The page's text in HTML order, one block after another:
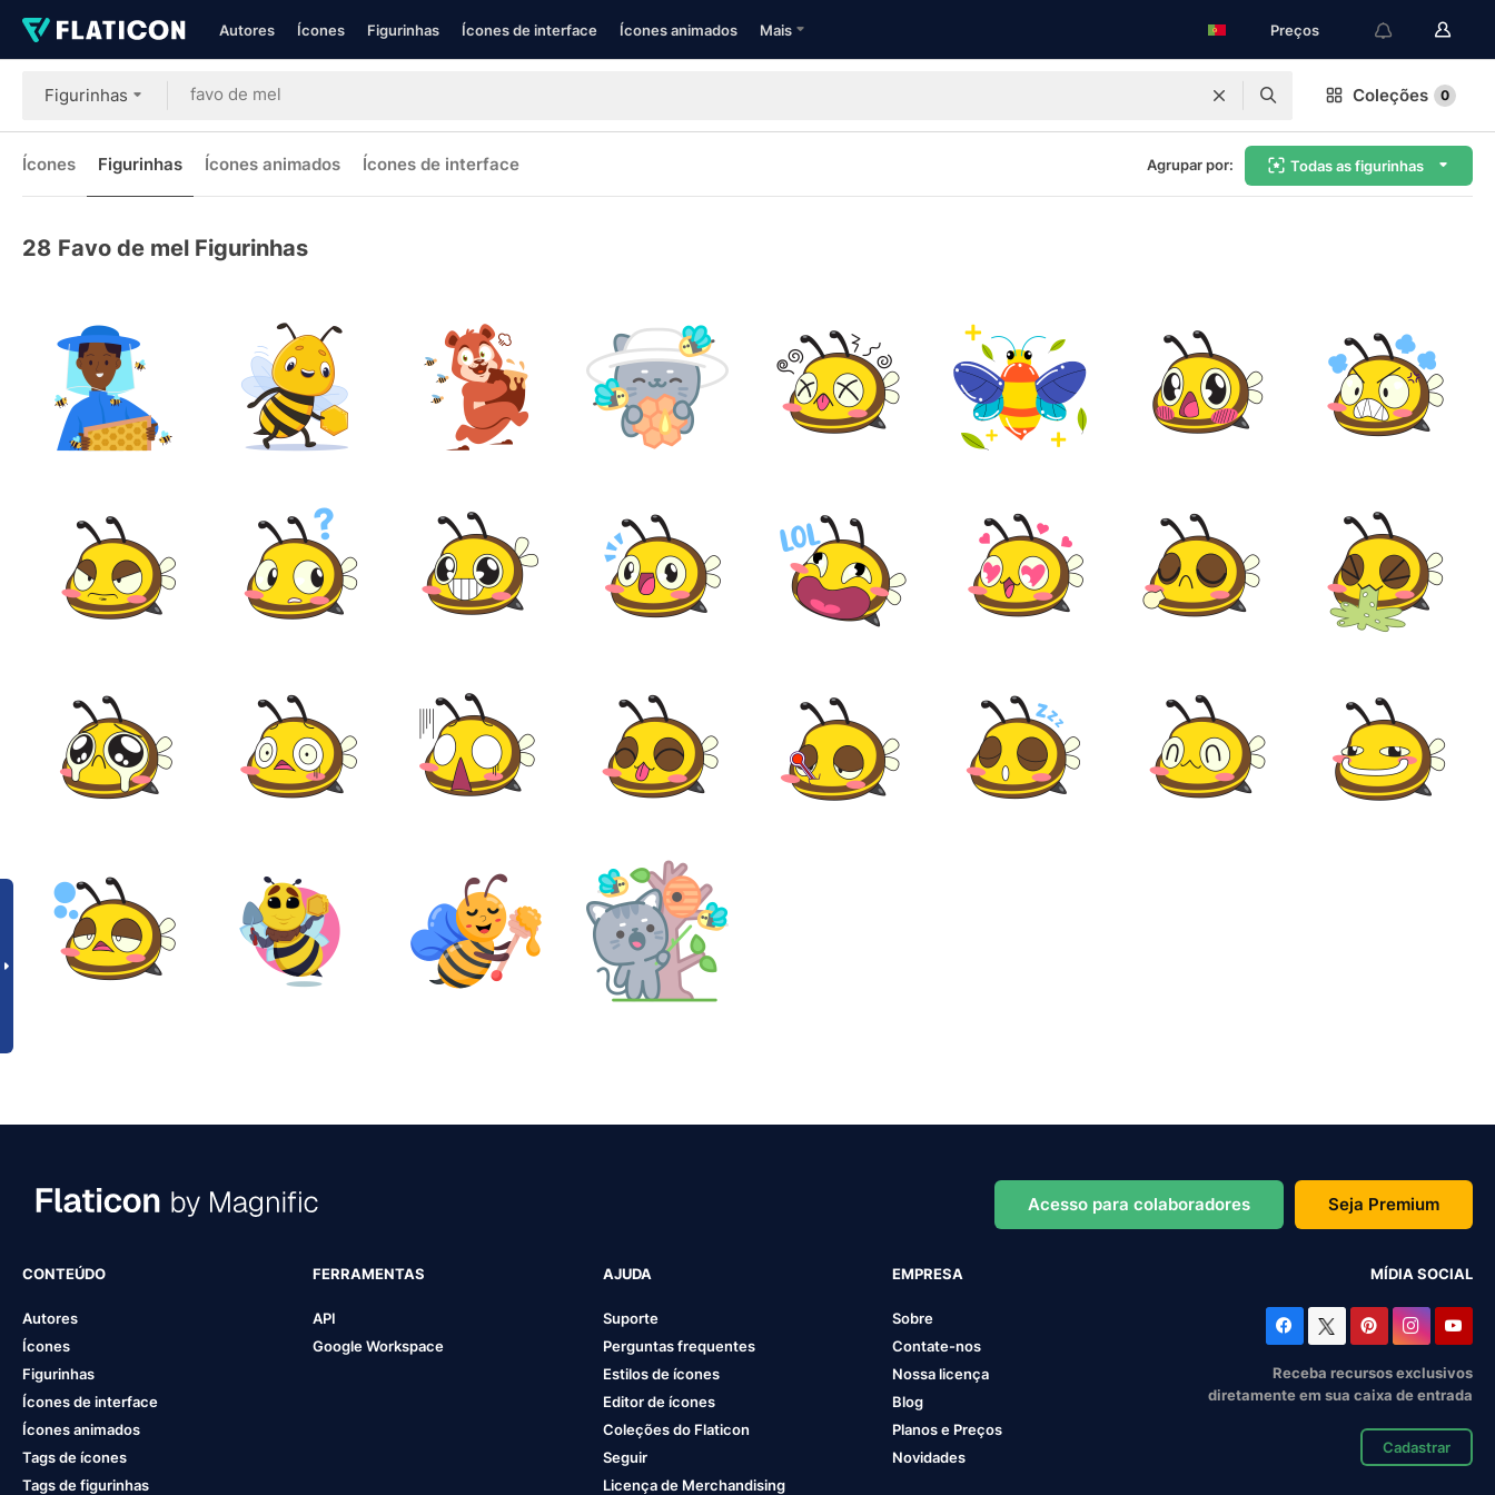
Autores Ícones Figurinhas Ícones de interface Ícones animados Mais Preços
Figurinhas Coleções 0
Ícones Figurinhas Ícones animados Ícones de interface Agrupar por: Todas as figurinhas
28 Favo de mel Figurinhas
Acesso para colaboradores Seja Premium
CONTEÚDO
Autores
Ícones
Figurinhas
Ícones de interface
Ícones animados
Tags de ícones
Tags de figurinhas
FERRAMENTAS
API
Google Workspace
AJUDA
Suporte
Perguntas frequentes
Estilos de ícones
Editor de ícones
Coleções do Flaticon
Seguir
Licença de Merchandising
EMPRESA
Sobre
Contate-nos
Nossa licença
Blog
Planos e Preços
Novidades
MÍDIA SOCIAL
Receba recursos exclusivos
diretamente em sua caixa de entrada
Cadastrar